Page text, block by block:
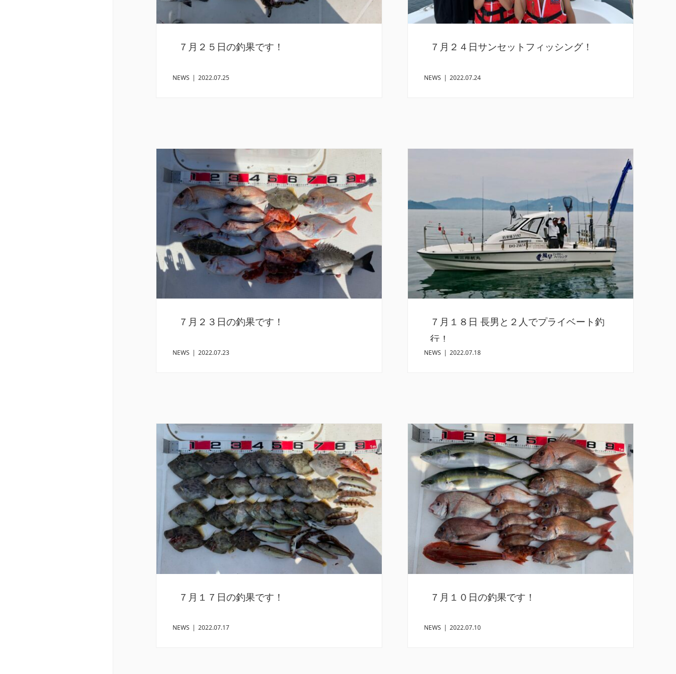
７月２５日の釣果です！
NEWS | 2022.07.25
７月２４日サンセットフィッシング！
NEWS | 2022.07.24
７月２３日の釣果です！
NEWS | 2022.07.23
７月１８日 長男と２人でプライベート釣
行！
NEWS | 2022.07.18
７月１７日の釣果です！
NEWS | 2022.07.17
７月１０日の釣果です！
NEWS | 2022.07.10